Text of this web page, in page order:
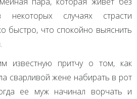
случаях страсти
быстро, что спокойно выяснить
известную притчу о том, как
сварливой жене набирать в рот
ее муж начинал ворчать и